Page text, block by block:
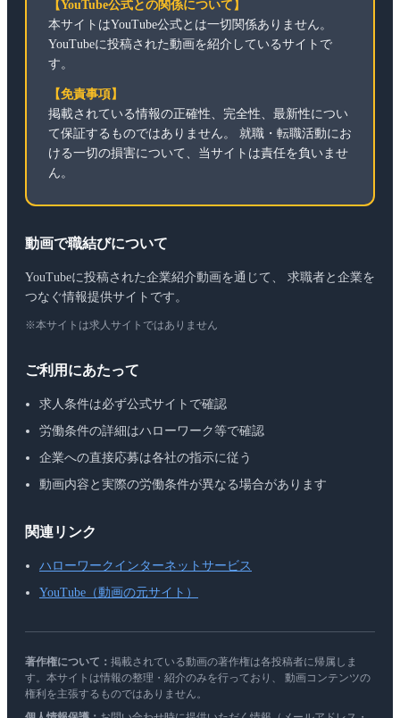
【YouTube公式との関係について】
本サイトはYouTube公式とは一切関係ありません。
YouTubeに投稿された動画を紹介しているサイトで
す。
【免責事項】
掲載されている情報の正確性、完全性、最新性につい
て保証するものではありません。 就職・転職活動にお
ける一切の損害について、当サイトは責任を負いませ
ん。
動画で職結びについて
YouTubeに投稿された企業紹介動画を通じて、 求職者と企業を
つなぐ情報提供サイトです。
※本サイトは求人サイトではありません
ご利用にあたって
求人条件は必ず公式サイトで確認
労働条件の詳細はハローワーク等で確認
企業への直接応募は各社の指示に従う
動画内容と実際の労働条件が異なる場合があります
関連リンク
ハローワークインターネットサービス
YouTube（動画の元サイト）
著作権について： 掲載されている動画の著作権は各投稿者に帰属しま
す。本サイトは情報の整理・紹介のみを行っており、 動画コンテンツの
権利を主張するものではありません。